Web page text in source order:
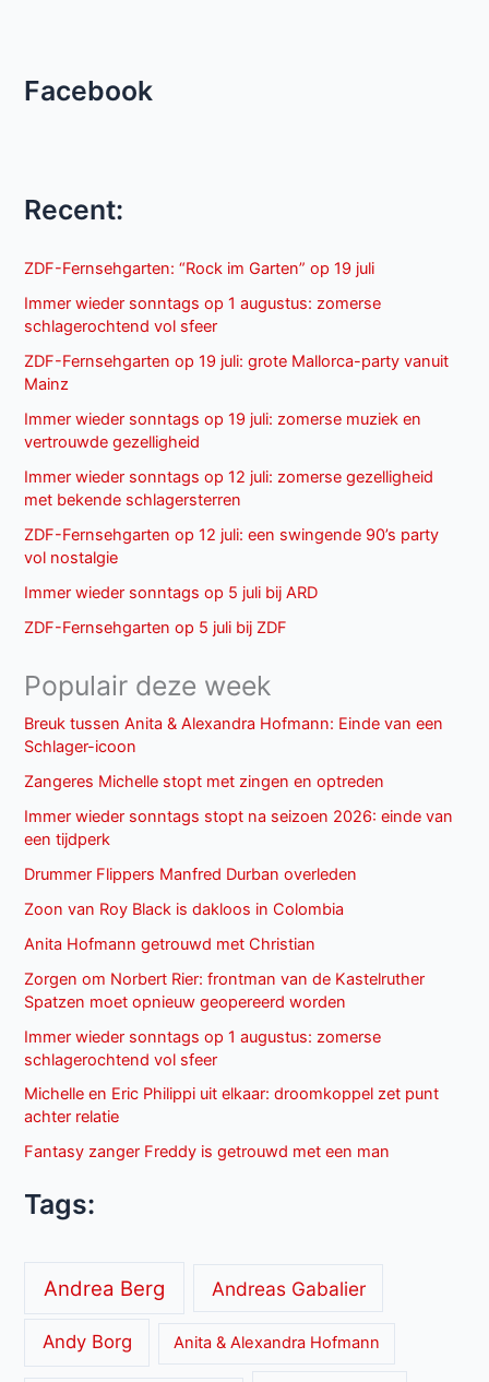
Facebook
Recent:
ZDF-Fernsehgarten: “Rock im Garten” op 19 juli
Immer wieder sonntags op 1 augustus: zomerse
schlagerochtend vol sfeer
ZDF-Fernsehgarten op 19 juli: grote Mallorca-party vanuit
Mainz
Immer wieder sonntags op 19 juli: zomerse muziek en
vertrouwde gezelligheid
Immer wieder sonntags op 12 juli: zomerse gezelligheid
met bekende schlagersterren
ZDF-Fernsehgarten op 12 juli: een swingende 90’s party
vol nostalgie
Immer wieder sonntags op 5 juli bij ARD
ZDF-Fernsehgarten op 5 juli bij ZDF
Populair deze week
Breuk tussen Anita & Alexandra Hofmann: Einde van een
Schlager-icoon
Zangeres Michelle stopt met zingen en optreden
Immer wieder sonntags stopt na seizoen 2026: einde van
een tijdperk
Drummer Flippers Manfred Durban overleden
Zoon van Roy Black is dakloos in Colombia
Anita Hofmann getrouwd met Christian
Zorgen om Norbert Rier: frontman van de Kastelruther
Spatzen moet opnieuw geopereerd worden
Immer wieder sonntags op 1 augustus: zomerse
schlagerochtend vol sfeer
Michelle en Eric Philippi uit elkaar: droomkoppel zet punt
achter relatie
Fantasy zanger Freddy is getrouwd met een man
Tags:
Andrea Berg Andreas Gabalier
Andy Borg Anita & Alexandra Hofmann